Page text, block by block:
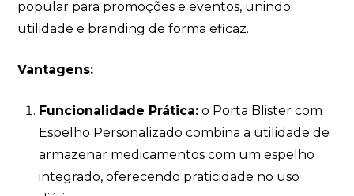
popular para promoções e eventos, unindo
utilidade e branding de forma eficaz.
Vantagens:
Funcionalidade Prática:o Porta Blister com
Espelho Personalizado combina a utilidade de
armazenar medicamentos com um espelho
integrado, oferecendo praticidade no uso